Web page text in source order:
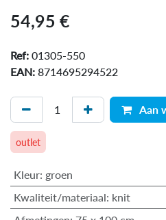
54,95 €
Ref: 01305-550
EAN: 8714695294522
Aan
outlet
Kleur: groen
Kwaliteit/materiaal: knit